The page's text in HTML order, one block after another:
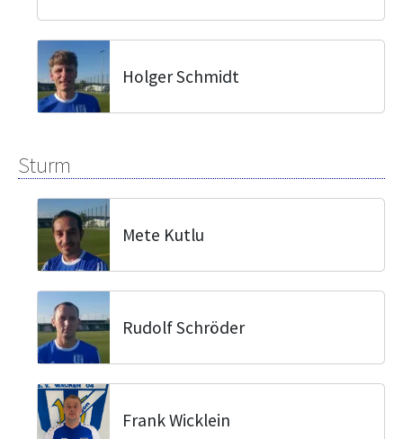
Holger Schmidt
Sturm
Mete Kutlu
Rudolf Schröder
Frank Wicklein